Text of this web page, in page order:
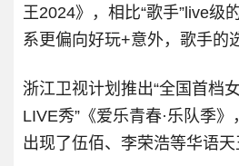
王2024》，相比“歌手”live级
系更偏向好玩+意外，歌手的
浙江卫视计划推出“全国首档
LIVE秀”《爱乐青春·乐队季
出现了伍佰、李荣浩等华语天